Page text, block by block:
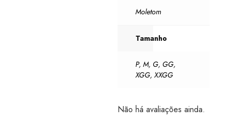
Moletom
Tamanho
P,M, G, GG,
XGG,XXGG
Não há avaliações ainda.